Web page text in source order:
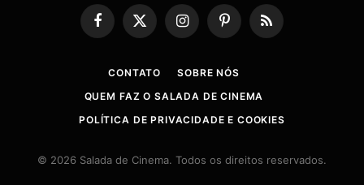
Facebook
X
InstagramPinterestRSS
CONTATO
SOBRE NÓS
QUEM FAZ O SALADA DE CINEMA
POLÍTICA DE PRIVACIDADE E COOKIES
© 2026 Salada de Cinema. Todos os direitos reservados.